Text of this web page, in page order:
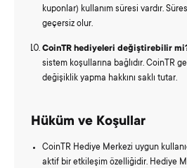
kuponlar) kullanım süresi vardır.
geçersiz olur.
CoinTR hediyeleri değiştirebilir
sistem koşullarına bağlıdır. CoinTR
değişiklik yapma hakkını saklı tutar.
Hüküm ve Koşullar
CoinTR Hediye Merkezi uygun
aktif bir etkileşim özelliğidir. Hediye